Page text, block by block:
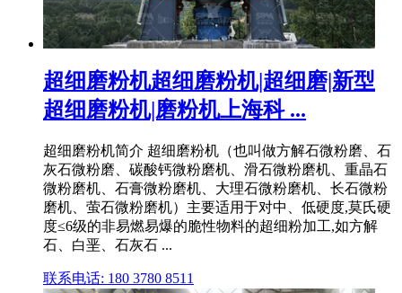
超细磨粉机超细磨粉机|超细磨|新型
超细磨粉机|磨粉机上海科 ...
超细磨粉机简介 超细磨粉机（也叫做方解石微粉磨、石
灰石微粉磨、碳酸钙微粉磨机、滑石微粉磨机、重晶石
微粉磨机、石膏微粉磨机、大理石微粉磨机、长石微粉
磨机、萤石微粉磨机）主要适用于对中、低硬度,莫氏硬
度≤6级的非易燃易爆的脆性物料的超细粉加工,如方解
石、白垩、石灰石 ...
联系电话: 180 3780 8511